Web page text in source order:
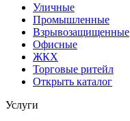
Уличные
Промышленные
Взрывозащищенные
Офисные
ЖКХ
Торговые ритейл
Открыть каталог
Услуги